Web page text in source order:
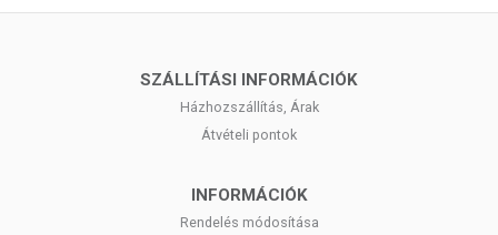
SZÁLLÍTÁSI INFORMÁCIÓK
Házhozszállítás, Árak
Átvételi pontok
INFORMÁCIÓK
Rendelés módosítása